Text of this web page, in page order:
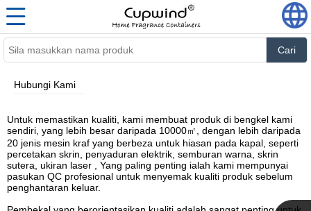
Cari
Hubungi Kami
Untuk memastikan kualiti, kami membuat produk di bengkel kami
sendiri, yang lebih besar daripada 10000㎡, dengan lebih daripada
20 jenis mesin kraf yang berbeza untuk hiasan pada kapal, seperti
percetakan skrin, penyaduran elektrik, semburan warna, skrin
sutera, ukiran laser , Yang paling penting ialah kami mempunyai
pasukan QC profesional untuk menyemak kualiti produk sebelum
penghantaran keluar.